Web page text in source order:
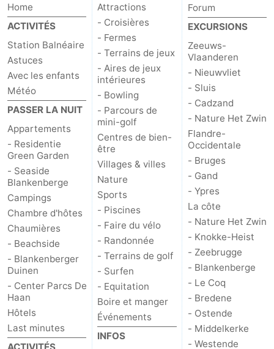
du
littoral
Médicales
Région
Zeeuws-
Vlaanderen
-
Nieuwvliet
-
Sluis
-
Cadzand
-
Nature
Het
Zwin
Flandre-
Occidentale
-
Bruges
-
Gand
-
Ypres
La
côte
-
Nature
-
Home
ACTIVITÉS
Station Balnéaire
Astuces
Avec les enfants
Météo
PASSER LA NUIT
Appartements
- Residentie
Green Garden
- Seaside
Blankenberge
Campings
Chambre d'hôtes
Chaumières
- Beachside
- Blankenberger
Duinen
- Center Parcs De
Haan
Hôtels
Last minutes
ACTIVITÉS
Attractions
- Croisières
- Fermes
- Terrains de jeux
- Aires de jeux
intérieures
- Bowling
- Parcours de
mini-golf
Centres de bien-
être
Villages & villes
Nature
Sports
- Piscines
- Faire du vélo
- Randonnée
- Terrains de golf
- Surfen
- Equitation
Boire et manger
Événements
INFOS
Forum
EXCURSIONS
Zeeuws-
Vlaanderen
- Nieuwvliet
- Sluis
- Cadzand
- Nature Het Zwin
Flandre-
Occidentale
- Bruges
- Gand
- Ypres
La côte
- Nature Het Zwin
- Knokke-Heist
- Zeebrugge
- Blankenberge
- Le Coq
- Bredene
- Ostende
- Middelkerke
- Westende